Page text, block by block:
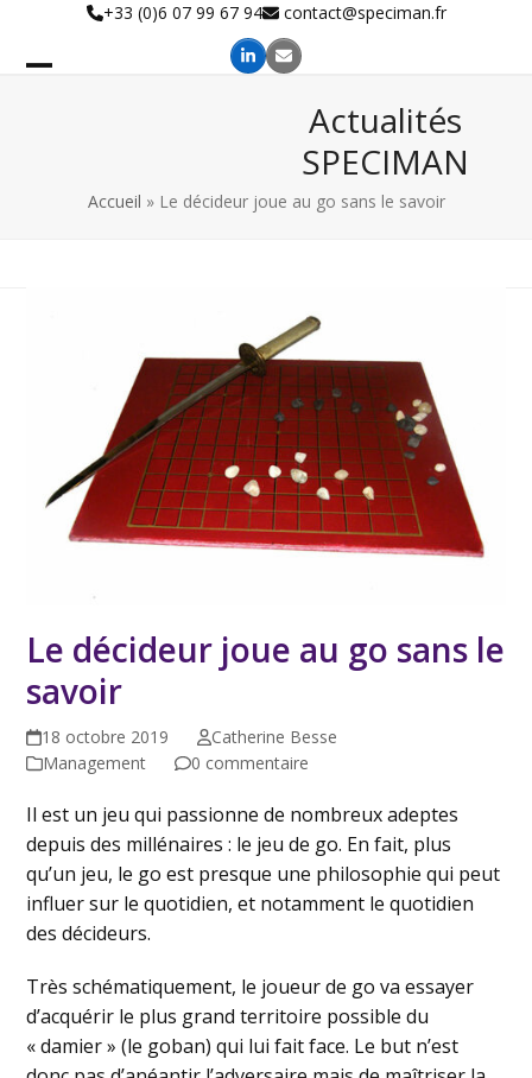
content
+33 (0)6 07 99 67 94 contact@speciman.fr
Actualités
SPECIMAN
Accueil » Le décideur joue au go sans le savoir
Le décideur joue au go sans le
savoir
18 octobre 2019
Catherine Besse
Management
0 commentaire
Il est un jeu qui passionne de nombreux adeptes
depuis des millénaires : le jeu de go. En fait, plus
qu’un jeu, le go est presque une philosophie qui peut
influer sur le quotidien, et notamment le quotidien
des décideurs.
Très schématiquement, le joueur de go va essayer
d’acquérir le plus grand territoire possible du
« damier » (le goban) qui lui fait face. Le but n’est